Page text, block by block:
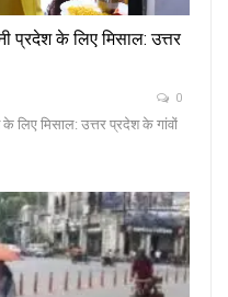
प्रदेश के लिए मिसाल: उत्तर
0
लिए मिसाल: उत्तर प्रदेश के गांवों